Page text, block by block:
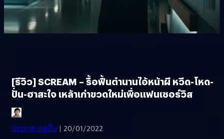
[รีวิว] SCREAM – รื้อฟื้นตำนานไอ้หน้าผี หวีด-โหด-
ปั่น-ฮาสะใจ เหล้าเก่าขวดใหม่เพื่อแฟนเซอร์วิส
ประภาส อยู่เย็น | 20/01/2022